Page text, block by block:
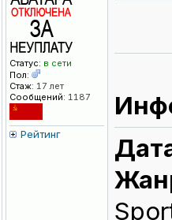
Статус: в сети
Пол:
Стаж: 17 лет
Сообщений: 1187
Рейтинг